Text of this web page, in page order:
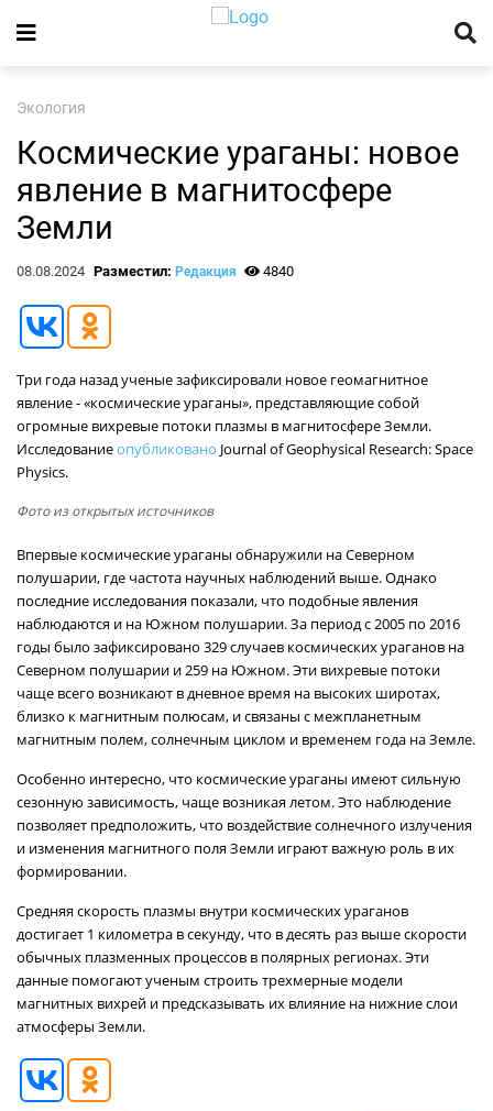
Экология
Космические ураганы: новое
явление в магнитосфере
Земли
08.08.2024 Разместил: Редакция 4840
Три года назад ученые зафиксировали новое геомагнитное
явление - «космические ураганы», представляющие собой
огромные вихревые потоки плазмы в магнитосфере Земли.
Исследованиеопубликовано Journal of Geophysical Research: Space
Physics.
Фото из открытых источников
Впервые космические ураганы обнаружили на Северном
полушарии, где частота научных наблюдений выше. Однако
последние исследования показали, что подобные явления
наблюдаются и на Южном полушарии. За период с 2005 по 2016
годы было зафиксировано 329 случаев космических ураганов на
Северном полушарии и 259 на Южном. Эти вихревые потоки
чаще всего возникают в дневное время на высоких широтах,
близко к магнитным полюсам, и связаны с межпланетным
магнитным полем, солнечным циклом и временем года на Земле.
Особенно интересно, что космические ураганы имеют сильную
сезонную зависимость, чаще возникая летом. Это наблюдение
позволяет предположить, что воздействие солнечного излучения
и изменения магнитного поля Земли играют важную роль в их
формировании.
Средняя скорость плазмы внутри космических ураганов
достигает 1 километра в секунду, что в десять раз выше скорости
обычных плазменных процессов в полярных регионах. Эти
данные помогают ученым строить трехмерные модели
магнитных вихрей и предсказывать их влияние на нижние слои
атмосферы Земли.